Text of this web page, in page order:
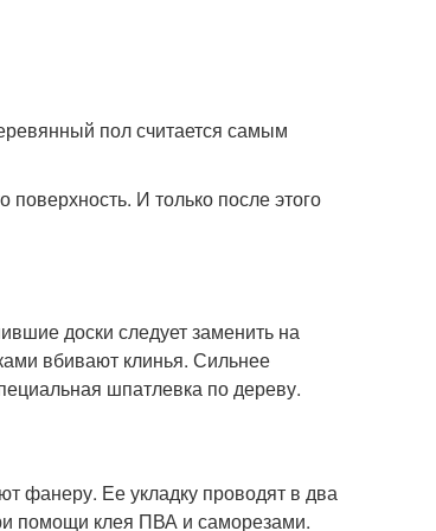
пол считается самым
И только после этого
доски следует заменить на
вбивают клинья. Сильнее
шпатлевка по дереву.
фанеру. Ее укладку проводят в два
помощи клея ПВА и саморезами.